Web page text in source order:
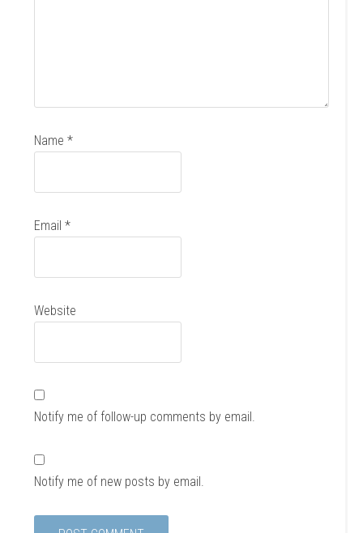
Name*
Email*
Website
Notify me of follow-up comments by email.
Notify me of new posts by email.